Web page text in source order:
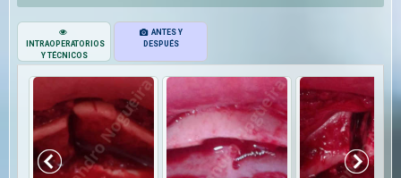
INTRAOPERATORIOS
Y TÉCNICOS
ANTES Y
DESPUÉS